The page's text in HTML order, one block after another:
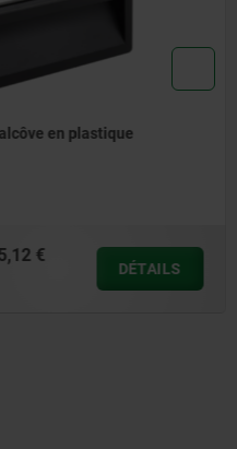
escamotables en
57,66 €
DÉTAILS